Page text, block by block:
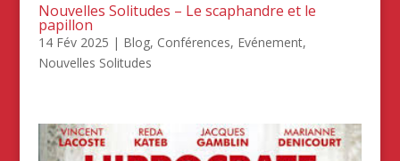
Nouvelles Solitudes – Le scaphandre et le
papillon
14 Fév 2025 | Blog, Conférences, Evénement,
Nouvelles Solitudes